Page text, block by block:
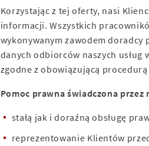
Korzystając z tej oferty, nasi
informacji. Wszystkich
wykonywanym zawodem
danych odbiorców naszych
zgodne z obowiązującą procedurą
Pomoc prawna świadczona przez
stałą jak i doraźną obsługę
reprezentowanie Klientów